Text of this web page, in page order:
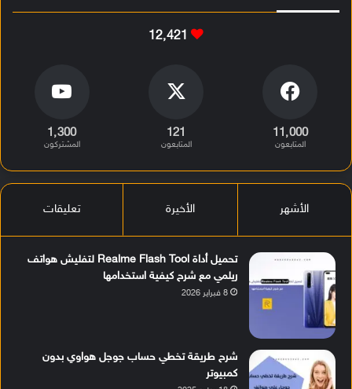
12٬421
11٬000
المتابعون
121
المتابعون
1٬300
المشتركون
الأشهر الأخيرة تعليقات
تحميل أداة Realme Flash Tool لتفليش هواتف
ريلمي مع شرح كيفية استخدامها
8 فبراير 2026
شرح طريقة تخطي حساب جوجل هواوي بدون
كمبيوتر